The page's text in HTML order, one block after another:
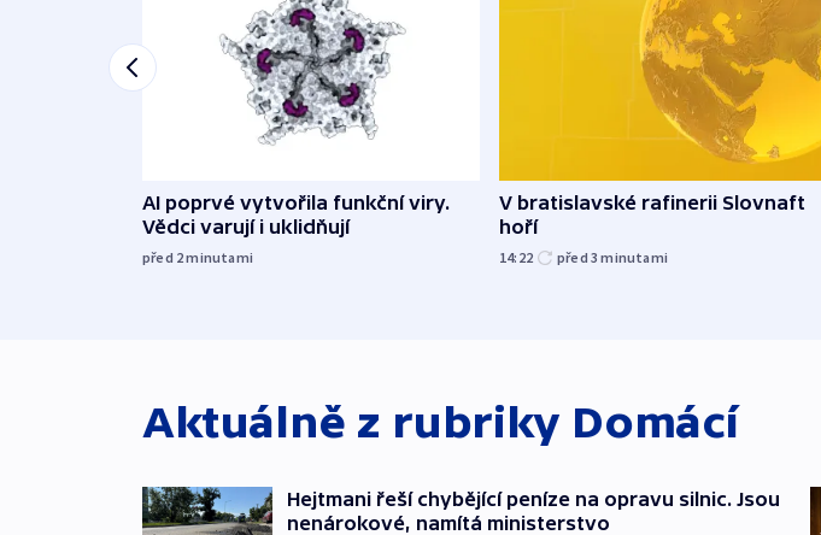
AI poprvé vytvořila funkční viry.
Vědci varují i uklidňují
před 2minutami
V bratislavské rafinerii Slovnaft
hoří
14:22 před 3minutami
Aktuálně z rubriky Domácí
Hejtmani řeší chybějící peníze na opravu silnic. Jsou
nenárokové, namítá ministerstvo